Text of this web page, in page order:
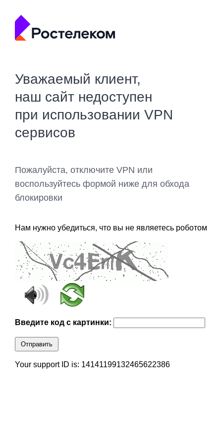
Уважаемый клиент,
наш сайт недоступен
при использовании VPN
сервисов
Пожалуйста, отключите VPN или
воспользуйтесь формой ниже для обхода
блокировки
Нам нужно убедиться, что вы не являетесь роботом
Введите код с картинки:
Отправить
Your support ID is: 14141199132465622386